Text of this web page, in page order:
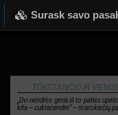
Surask savo
TŪKSTANČIO IR
„Dvi nendrės geria iš to paties
kita – cukranendrė“ – marokiečių